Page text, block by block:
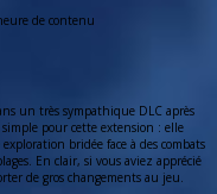
de contenu
un très sympathique DLC après
pour cette extension : elle
bridée face à des combats
En clair, si vous aviez apprécié
de gros changements au jeu.